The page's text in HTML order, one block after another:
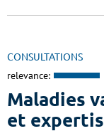
CONSULTATIONS
relevance:
Maladies
et